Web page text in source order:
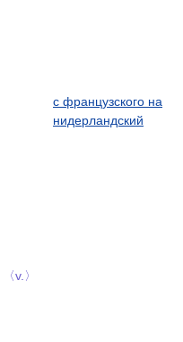
с французского на
нидерландский
〈v.〉